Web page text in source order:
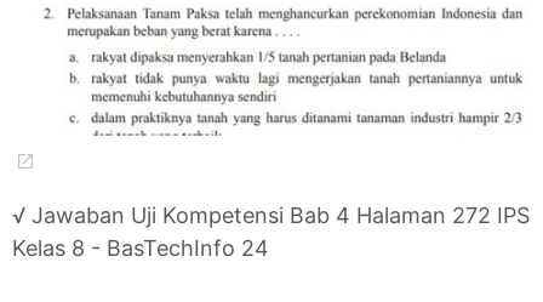
√ Jawaban Uji Kompetensi Bab 4 Halaman 272 IPS
Kelas 8 - BasTechInfo 24